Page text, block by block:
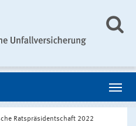
Ratspräsidentschaft 2022